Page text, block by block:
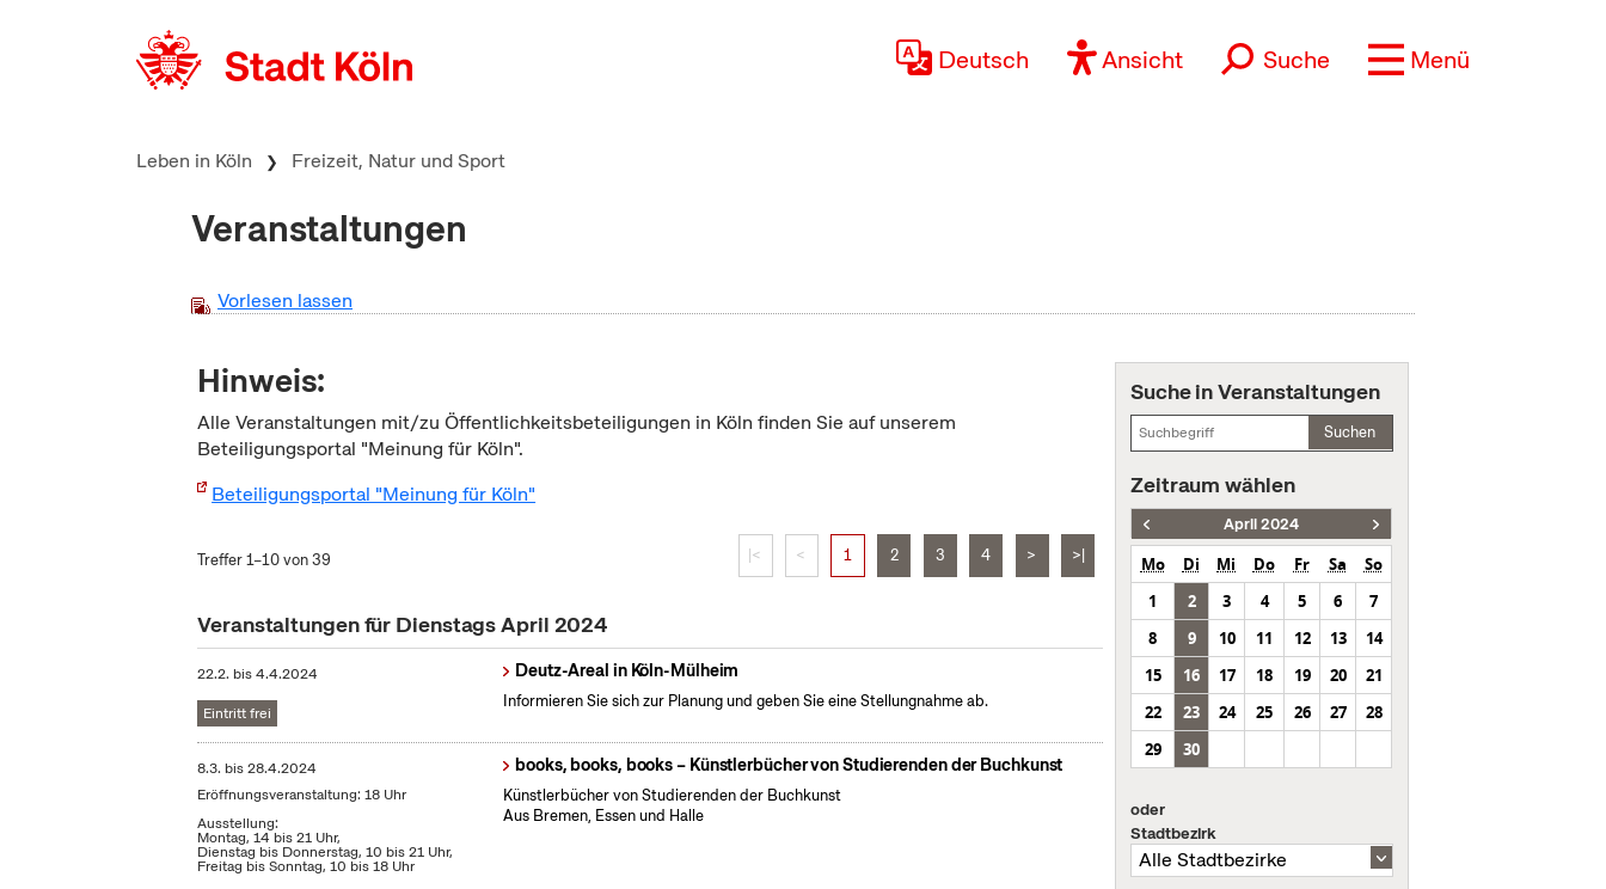
Deutsch Ansicht Suche Menü
Leben in Köln Freizeit, Natur und Sport
Veranstaltungen
Vorlesen lassen
Hinweis:
Alle Veranstaltungen mit/zu Öffentlichkeitsbeteiligungen in Köln finden Sie auf unserem
Beteiligungsportal "Meinung für Köln".
Beteiligungsportal "Meinung für Köln"
Treffer 1–10 von 39 |< < 1 2 3 4 > >|
Veranstaltungen für Dienstags April 2024
22.2. bis4.4.2024
Eintritt frei
Deutz-Areal in Köln-Mülheim
Informieren Sie sich zur Planung und geben Sie eine Stellungnahme ab.
8.3. bis28.4.2024
Eröffnungsveranstaltung: 18 Uhr
Ausstellung:
Montag, 14 bis 21 Uhr,
Dienstag bis Donnerstag, 10 bis 21 Uhr,
Freitag bis Sonntag, 10 bis 18 Uhr
books, books, books – Künstlerbücher von Studierenden der Buchkunst
Künstlerbücher von Studierenden der Buchkunst
Aus Bremen, Essen und Halle
Suche in Veranstaltungen
Suchen
Zeitraum wählen
April 2024
Mo Di Mi Do Fr Sa
So
1
2 3 4 5 6
7
8
9 10 11 12 13
14
15
16 17 18 19 20
21
22
23 24 25 26 27
28
29
30
oder
Stadtbezirk